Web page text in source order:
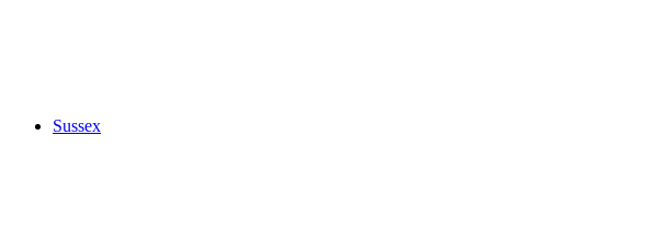
Sussex